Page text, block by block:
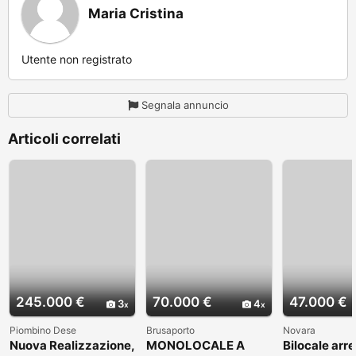
Maria Cristina
Utente non registrato
Segnala annuncio
Articoli correlati
245.000 € 3
Piombino Dese
Nuova Realizzazione,
70.000 € 4
Brusaporto
MONOLOCALE A
47.000 €
Novara
Bilocale